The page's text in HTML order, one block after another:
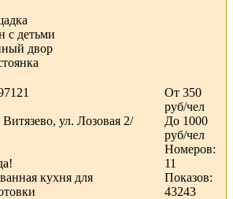
с детьми
двор
ул. Лозовая 2/
кухня для
От 350
руб/чел
До 1000
руб/чел
Номеров:
11
Показов:
43243